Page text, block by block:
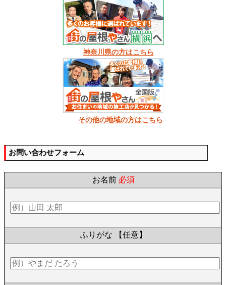
神奈川県の方はこちら
その他の地域の方はこちら
お問い合わせフォーム
お名前 必須
ふりがな 【任意】